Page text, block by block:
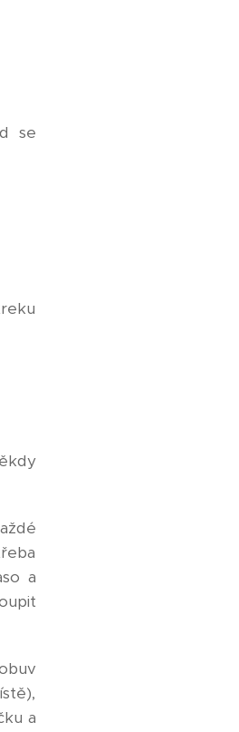
se
a
a